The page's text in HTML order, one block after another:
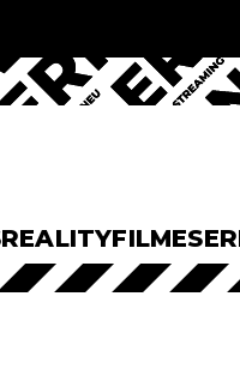
REALITYFILME